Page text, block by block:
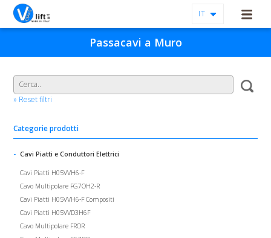
IT
Passacavi a Muro
» Reset filtri
Categorie prodotti
Cavi Piatti e Conduttori Elettrici
Cavi Piatti H05VVH6-F
Cavo Multipolare FG7OH2-R
Cavi Piatti H05VVH6-F Compositi
Cavi Piatti H05VVD3H6F
Cavo Multipolare FROR